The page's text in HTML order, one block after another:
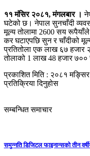
११ मंसिर २०८१, मंगलबार ।
घटेको छ। नेपाल सुनचाँदी
मूल्य तोलामा 2600 सय
कर घटाएपछि सुन र चाँदीको
प्रतितोला एक लाख ६७ हजार
तोलाको 1 लाख 48 हजार ७००
प्रकाशित मिति : २०८१
प्रतिक्रिया दिनुहोस
सम्बन्धित समाचार
समुन्नति डिजिटल फाइनान्सको तीन